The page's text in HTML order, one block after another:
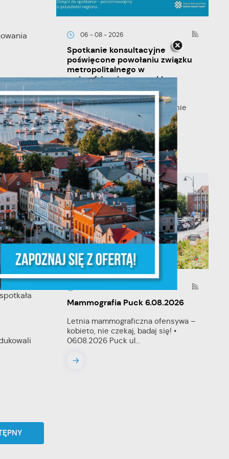
powiatu
tu
a w
lotnicza”.
06 - 08 - 2026
Spotkanie konsultacyjne
poświęcone powołaniu związku
metropolitalnego w
województwie pomorskim
Szanowni Państwo, serdecznie
zapraszamy na otwarte spotkanie
konsultacyjne, poświęcone
powołaniu...
Mammografia Puck 6.08.2026
Letnia mammograficzna ofensywa –
kobieto, nie czekaj, badaj się! •
06.08.2026 Puck ul...